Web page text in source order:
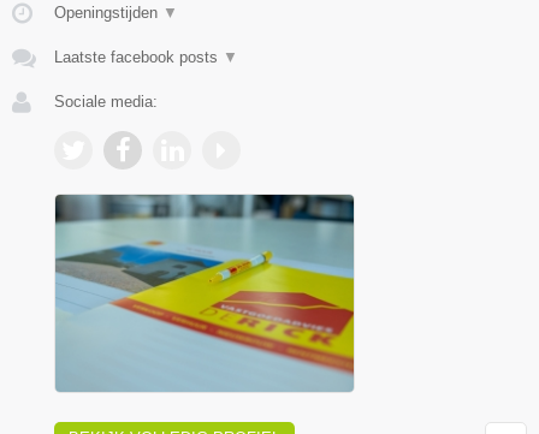
Openingstijden ▼
Laatste facebook posts ▼
Sociale media: